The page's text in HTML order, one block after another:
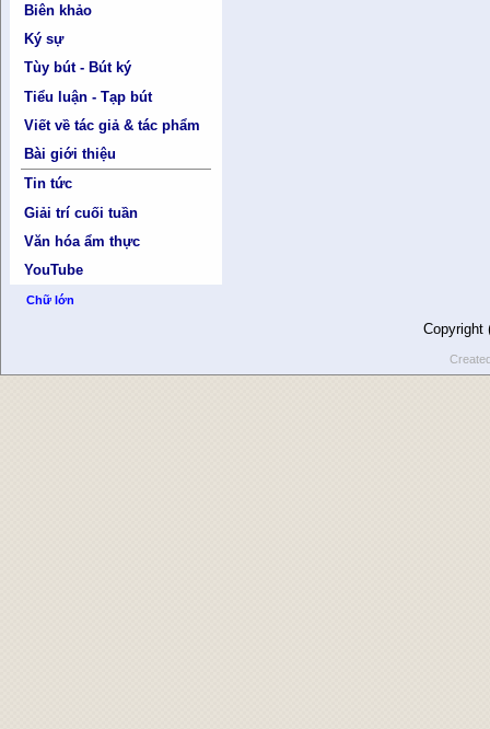
Biên khảo
Ký sự
Tùy bút - Bút ký
Tiểu luận - Tạp bút
Viết về tác giả & tác phẩm
Bài giới thiệu
Tin tức
Giải trí cuối tuần
Văn hóa ẩm thực
YouTube
Chữ lớn
Copyright